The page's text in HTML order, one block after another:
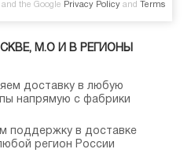
and the Google Privacy Policy and
Terms
М.О И В РЕГИОНЫ
доставку в любую
напрямую с фабрики
поддержку в доставке
регион России